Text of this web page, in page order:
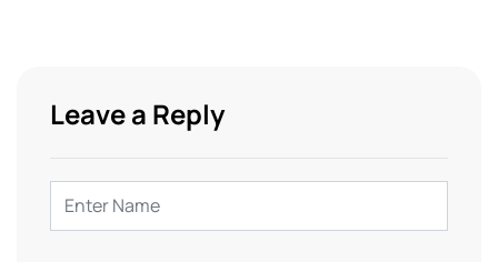
Leave a Reply